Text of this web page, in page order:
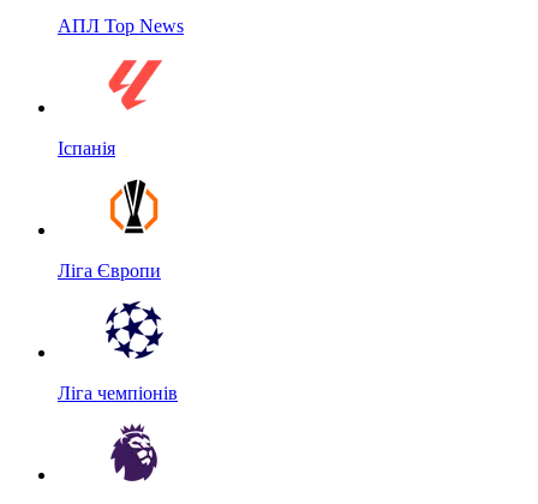
АПЛ Top News
Іспанія
Ліга Європи
Ліга чемпіонів